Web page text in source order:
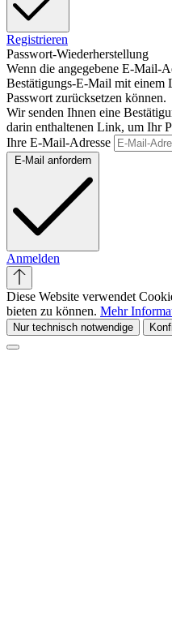
Registrieren
Passwort-Wiederherstellung
Wenn die angegebene E-Mail-
Bestätigungs-E-Mail mit einem
Passwort zurücksetzen können.
Wir senden Ihnen eine
darin enthaltenen Link, um Ihr
Ihre E-Mail-Adresse
E-Mail anfordern
Anmelden
Diese Website verwendet
bieten zu können. Mehr
Nur technisch notwendige